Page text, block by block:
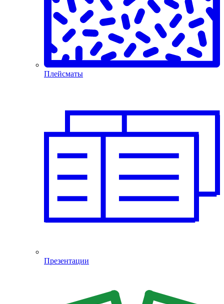
Плейсматы
Презентации